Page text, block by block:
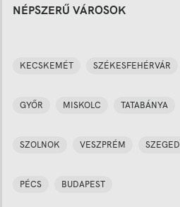
NÉPSZERŰ VÁROSOK
KECSKEMÉT SZÉKESFEHÉRVÁR
GYŐR MISKOLC TATABÁNYA
SZOLNOK VESZPRÉM SZEGED
PÉCS BUDAPEST